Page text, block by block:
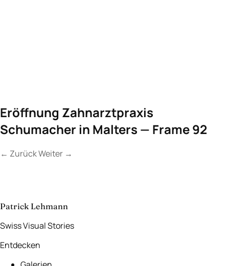
Eröffnung Zahnarztpraxis
Schumacher in Malters — Frame 92
← ZurückWeiter →
aufnehmen→
Patrick Lehmann
Swiss Visual Stories
Entdecken